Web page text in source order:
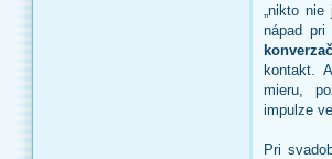
„nikto nie
nápad pri
kontakt.
mieru,
impulze
Pri